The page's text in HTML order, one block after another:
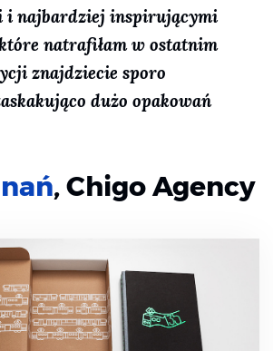
i najbardziej inspirującymi
natrafiłam w ostatnim
znajdziecie sporo
dużo opakowań
, Chigo Agency